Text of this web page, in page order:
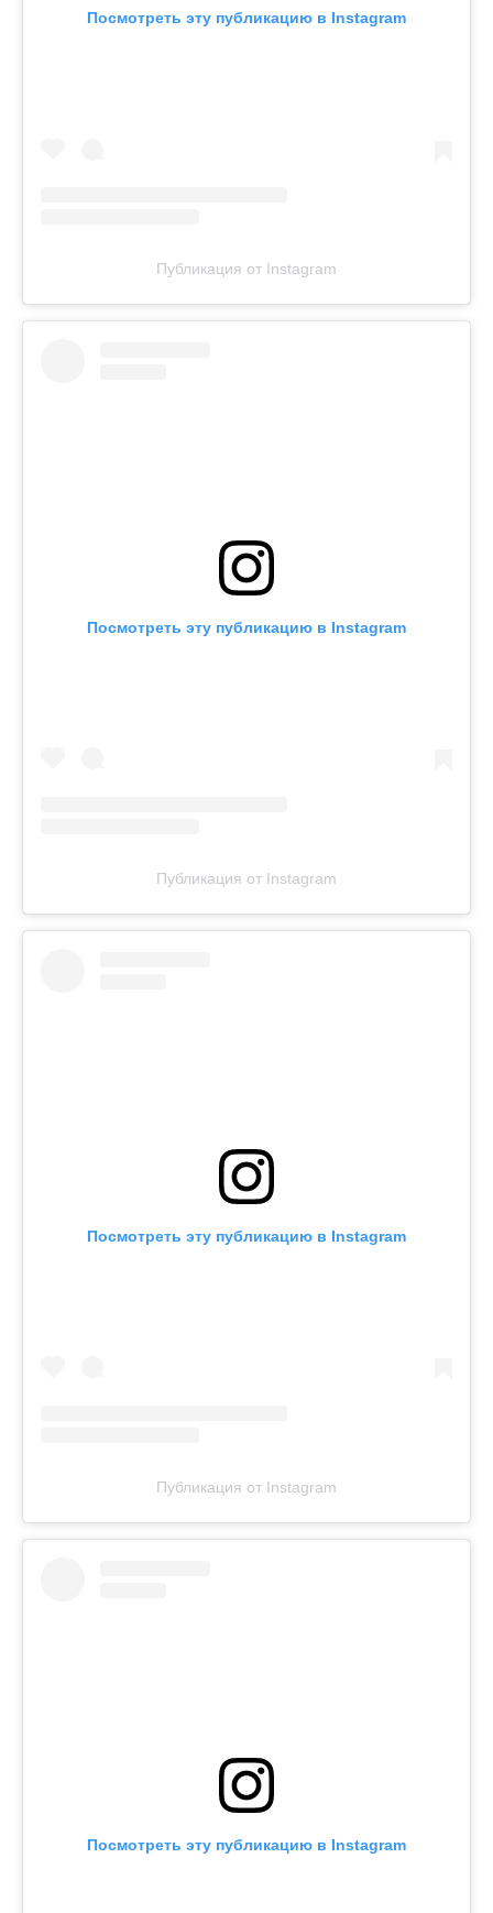
Посмотреть эту публикацию в Instagram
Публикация от Instagram
Посмотреть эту публикацию в Instagram
Публикация от Instagram
Посмотреть эту публикацию в Instagram
Публикация от Instagram
Посмотреть эту публикацию в Instagram